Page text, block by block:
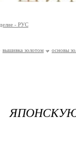
- РУС
вышивка золотом основы